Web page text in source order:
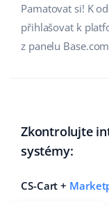
Kalkulačka růstu
Partneři
Italiano
polski
中文
Pamatovat si! K
přihlašovat k
z panelu
Zkontrolujte
systémy:
CS-Cart +